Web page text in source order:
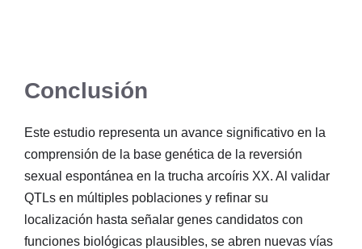
Conclusión
Este estudio representa un avance significativo en la
comprensión de la base genética de la reversión
sexual espontánea en la trucha arcoíris XX. Al validar
QTLs en múltiples poblaciones y refinar su
localización hasta señalar genes candidatos con
funciones biológicas plausibles, se abren nuevas vías